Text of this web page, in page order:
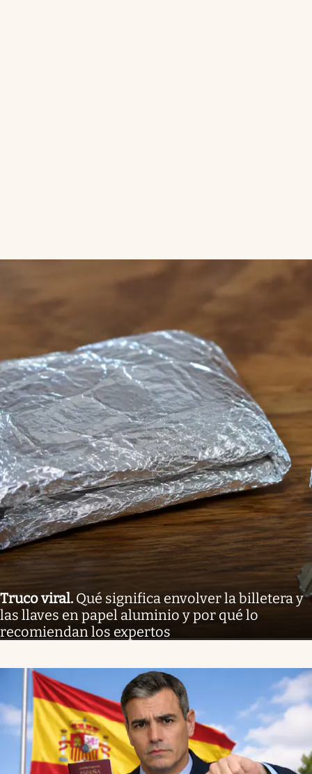
Truco viral. Qué significa envolver la billetera y
las llaves en papel aluminio y por qué lo
recomiendan los expertos